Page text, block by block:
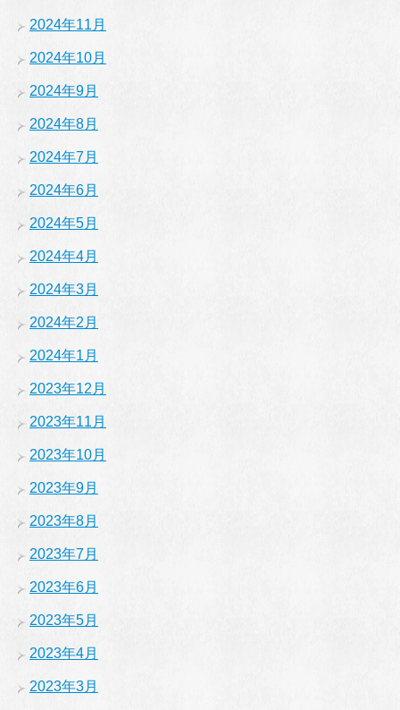
2024年11月
2024年10月
2024年9月
2024年8月
2024年7月
2024年6月
2024年5月
2024年4月
2024年3月
2024年2月
2024年1月
2023年12月
2023年11月
2023年10月
2023年9月
2023年8月
2023年7月
2023年6月
2023年5月
2023年4月
2023年3月